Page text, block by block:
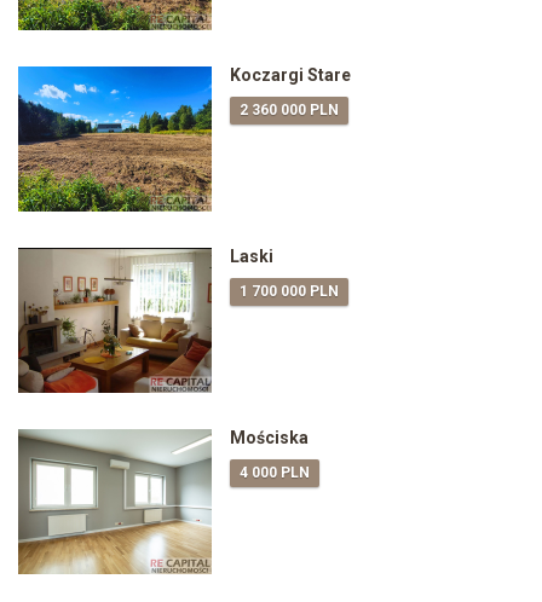
Koczargi Stare
2 360 000 PLN
Laski
1 700 000 PLN
Mościska
4 000 PLN